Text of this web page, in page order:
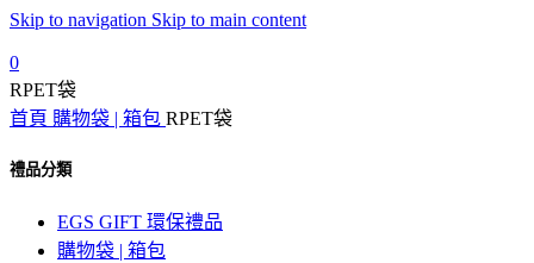
Skip to navigation Skip to main content
0
RPET袋
首頁 購物袋 | 箱包 RPET袋
禮品分類
EGS GIFT 環保禮品
購物袋 | 箱包